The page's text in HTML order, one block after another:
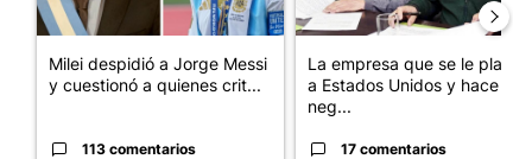
Milei despidió a Jorge Messi
y cuestionó a quienes crit...
113 comentarios
La empresa que se le plantó
a Estados Unidos y hace
neg...
17 comentarios